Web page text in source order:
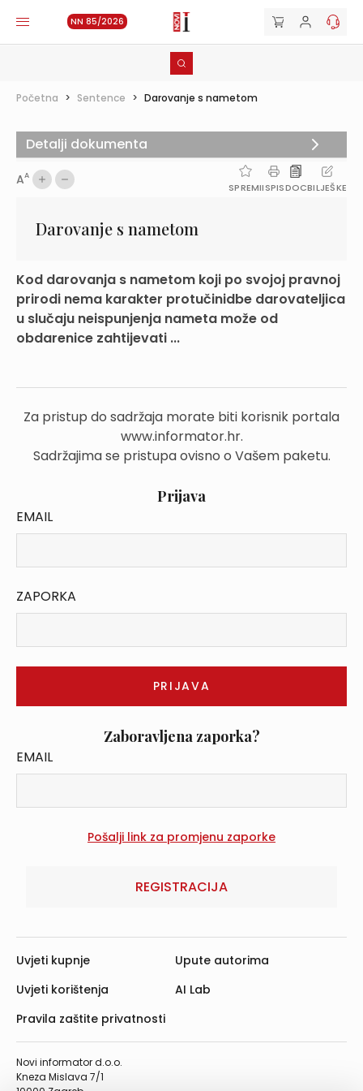
NN 85/2026
Početna > Sentence > Darovanje s nametom
AA
SPREMIISPISDOCBILJEŠKE
Darovanje s nametom
Kod darovanja s nametom koji po svojoj pravnoj
prirodi nema karakter protučinidbe darovateljica
u slučaju neispunjenja nameta može od
obdarenice zahtijevati ...
Za pristup do sadržaja morate biti korisnik portala
www.informator.hr.
Sadržajima se pristupa ovisno o Vašem paketu.
Prijava
EMAIL
ZAPORKA
Zaboravljena zaporka?
EMAIL
REGISTRACIJA
Detalji dokumenta
Novi informator d.o.o.
Kneza Mislava 7/1
Uvjeti kupnje
Uvjeti korištenja
Pravila zaštite privatnosti
Upute autorima
AI Lab